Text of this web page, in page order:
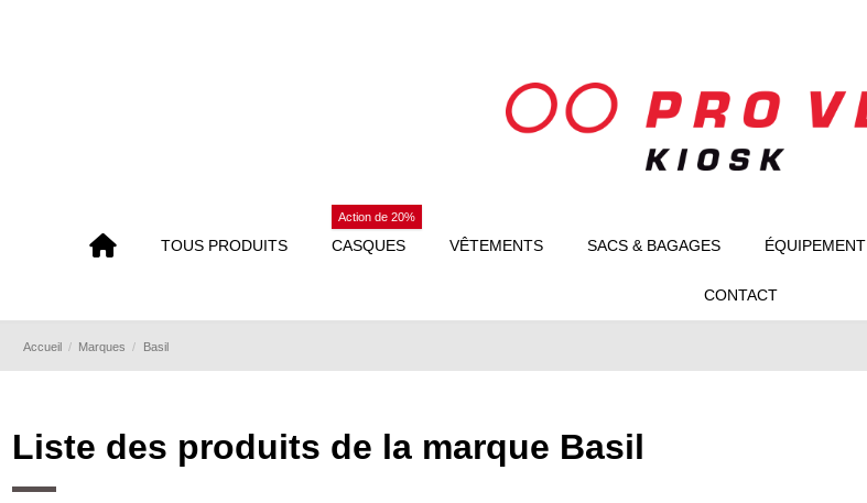
TOUS PRODUITS CASQUES
Action de 20%
VÊTEMENTS SACS & BAGAGES ÉQUIPEMENT
CONTACT
Accueil Marques Basil
Liste des produits de la marque Basil